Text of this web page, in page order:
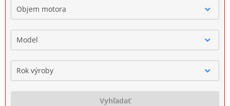
Objem motora
Model
Rok výroby
Vyhľadať